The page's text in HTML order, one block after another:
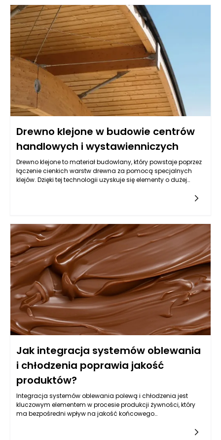
wykorzystywania w kontekście uzyskiwania pożyczek.
Kluczowym czynnikiem jest ich wartość rynkowa,
przyszłościowe możliwości zysku oraz rodzaj biznesu, który
przedsiębiorca prowadzi.
Drewno klejone w budowie centrów
handlowych i wystawienniczych
Drewno klejone to materiał budowlany, który powstaje poprzez
łączenie cienkich warstw drewna za pomocą specjalnych
klejów. Dzięki tej technologii uzyskuje się elementy o dużej
drewno klejone jest bardziej odporne na czynniki zewnętrzne,
zmiany temperatury oraz wilgotności, co znacząco zwiększa
jego trwałość. W budowie nowoczesnych obiektów
handlowych i wystawienniczych, które często charakteryzują
się dużą przestrzenią wewnętrzną oraz różnorodnością
zastosowań, drewno klejone może być wykorzystywane nie
tylko w konstrukcjach nośnych, ale również w elementach
wykończeniowych, co nadaje obiektom estetyczny wygląd i
przyjazny klimat.
Jak integracja systemów oblewania
i chłodzenia poprawia jakość
produktów?
Integracja systemów oblewania polewą i chłodzenia jest
kluczowym elementem w procesie produkcji żywności, który
ma bezpośredni wpływ na jakość końcowego
tylko na uzyskanie optymalnych efektów wizualnych, ale także